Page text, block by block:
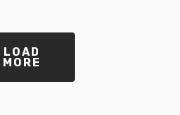
LOAD
MORE